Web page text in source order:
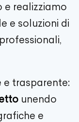
realizziamo
e soluzioni di
e trasparente:
unendo
e